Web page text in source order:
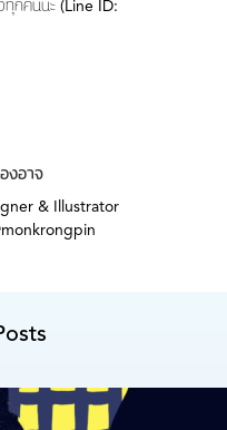
ทุกคนนะ (Line ID:
งอาจ
& Illustrator